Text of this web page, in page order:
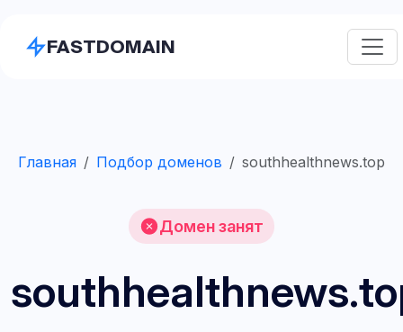
FASTDOMAIN
Главная Подбор доменов southhealthnews.top
Домен занят